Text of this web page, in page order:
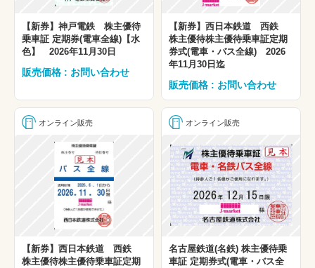
【新券】神戸電鉄 株主優待
乗車証 定期券(電車全線)【水
色】 2026年11月30日
販売価格 : お問い合わせ
【新券】西日本鉄道 西鉄
株主優待株主優待乗車証定期
券式(電車・バス全線) 2026
年11月30日迄
販売価格 : お問い合わせ
オンライン販売
【新券】西日本鉄道 西鉄
株主優待株主優待乗車証定期
オンライン販売
名古屋鉄道(名鉄) 株主優待乗
車証 定期券式(電車・バス全